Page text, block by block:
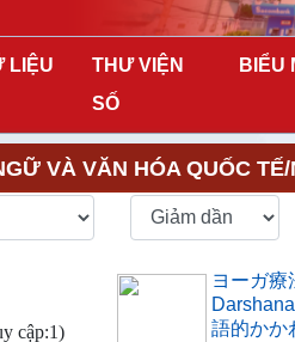
LIỆU
THƯ VIỆN
SỐ
BIỂU
VÀ VĂN HÓA QUỐC
cập:1)
ヨーガ療
語的かか